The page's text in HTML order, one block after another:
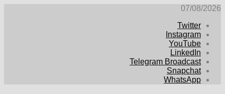
07/08/2026
Twitter
Instagram
YouTube
LinkedIn
Telegram Broadcast
Snapchat
WhatsApp